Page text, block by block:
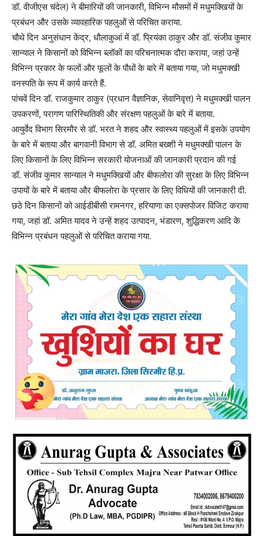
डॉ. वीजीएस चंदेल) ने बीमारियों की जानकारी, विभिन्न मौसमों में मधुमक्खियों के
प्रबंधन और उसके व्यावहारिक पहलुओं से परिचित कराया.
चौथे दिन अनुसंधान केंद्र, धौलाकुआं में डॉ. प्रियंका ठाकुर और डॉ. संजीव कुमार
सान्याल ने किसानों को विभिन्न ब्लॉकों का परिचनात्मक दौरा कराया, जहां उन्हें
विभिन्न प्रकार के फलों और फूलों के पौधों के बारे में बताया गया, जो मधुमक्खी
वनस्पति के रूप में कार्य करते हैं.
पांचवें दिन डॉ. राजकुमार ठाकुर (प्रधान वैज्ञानिक, सेवानिवृत्त) ने मधुमक्खी पालन
उपकरणों, परागण पारिस्थितिकी और संरक्षण पहलुओं के बारे में बताया.
आयुर्वेद विभाग सिरमौर से डॉ. भरत ने शहद और स्वास्थ्य पहलुओं में इसके उपयोग
के बारे में बताया और बागवानी विभाग से डॉ. अमित बख्शी ने मधुमक्खी पालन के
लिए किसानों के लिए विभिन्न सरकारी योजनाओं की जानकारी प्रदान की गई
डॉ. संजीव कुमार सान्याल ने मधुमक्खियों और बीफलोरा की सुरक्षा के लिए विभिन्न
उपायों के बारे में बताया और बीफलोरा के प्रसार के लिए विधियों की जानकारी दी.
छठे दिन किसानों को आईडीबीसी रामनगर, हरियाणा का एक्सपोजर विजिट कराया
गया, जहां डॉ. अमित यादव ने उन्हें शहद उत्पादन, भंडारण, शुद्धिकरण आदि के
विभिन्न प्रबंधन पहलुओं से परिचित कराया गया.